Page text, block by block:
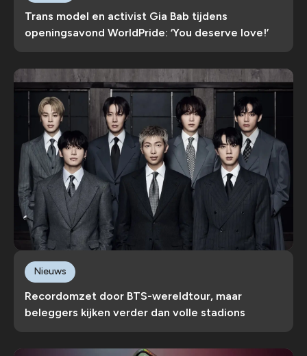
Trans model en activist Gia Bab tijdens
openingsavond WorldPride: ‘You deserve love!’
Recordomzet door BTS-wereldtour, maar
beleggers kijken verder dan volle stadions
Nieuws